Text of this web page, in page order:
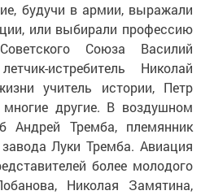
будучи в армии, выражали
или выбирали профессию
Союза Василий
истребитель Николай
учитель истории, Петр
другие. В воздушном
Тремба, племянник
завода Луки Тремба. Авиация
более молодого
Николая Замятина,